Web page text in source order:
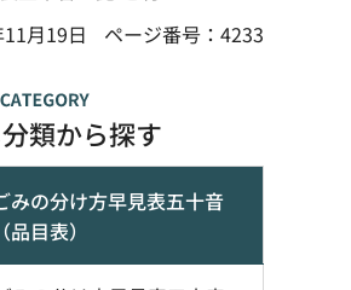
月19日
ページ番号：4233
類から探す
みの分け方早見表五十音
（品目表）